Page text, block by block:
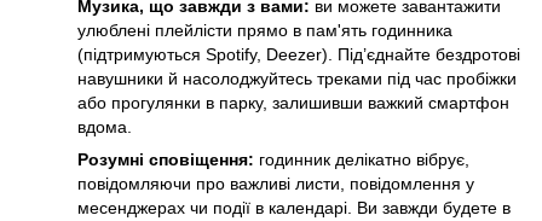
Музика, що завжди з вами: ви можете завантажити
улюблені плейлісти прямо в пам'ять годинника
(підтримуються Spotify, Deezer). Під’єднайте бездротові
навушники й насолоджуйтесь треками під час пробіжки
або прогулянки в парку, залишивши важкий смартфон
вдома.
Розумні сповіщення: годинник делікатно вібрує,
повідомляючи про важливі листи, повідомлення у
месенджерах чи події в календарі. Ви завжди будете в